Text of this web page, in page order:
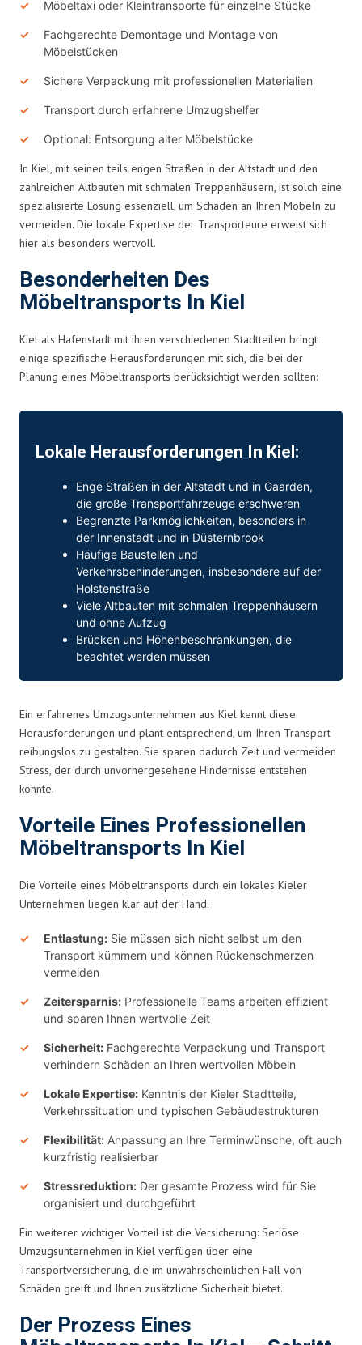
Möbeltaxi oder Kleintransporte für einzelne Stücke
Fachgerechte Demontage und Montage von
Möbelstücken
Sichere Verpackung mit professionellen Materialien
Transport durch erfahrene Umzugshelfer
Optional: Entsorgung alter Möbelstücke
In Kiel, mit seinen teils engen Straßen in der Altstadt und den
zahlreichen Altbauten mit schmalen Treppenhäusern, ist solch eine
spezialisierte Lösung essenziell, um Schäden an Ihren Möbeln zu
vermeiden. Die lokale Expertise der Transporteure erweist sich
hier als besonders wertvoll.
Besonderheiten Des
Möbeltransports In Kiel
Kiel als Hafenstadt mit ihren verschiedenen Stadtteilen bringt
einige spezifische Herausforderungen mit sich, die bei der
Planung eines Möbeltransports berücksichtigt werden sollten:
Lokale Herausforderungen In Kiel:
Enge Straßen in der Altstadt und in Gaarden,
die große Transportfahrzeuge erschweren
Begrenzte Parkmöglichkeiten, besonders in
der Innenstadt und in Düsternbrook
Häufige Baustellen und
Verkehrsbehinderungen, insbesondere auf der
Holstenstraße
Viele Altbauten mit schmalen Treppenhäusern
und ohne Aufzug
Brücken und Höhenbeschränkungen, die
beachtet werden müssen
Ein erfahrenes Umzugsunternehmen aus Kiel kennt diese
Herausforderungen und plant entsprechend, um Ihren Transport
reibungslos zu gestalten. Sie sparen dadurch Zeit und vermeiden
Stress, der durch unvorhergesehene Hindernisse entstehen
könnte.
Vorteile Eines Professionellen
Möbeltransports In Kiel
Die Vorteile eines Möbeltransports durch ein lokales Kieler
Unternehmen liegen klar auf der Hand:
Entlastung: Sie müssen sich nicht selbst um den
Transport kümmern und können Rückenschmerzen
vermeiden
Zeitersparnis: Professionelle Teams arbeiten effizient
und sparen Ihnen wertvolle Zeit
Sicherheit: Fachgerechte Verpackung und Transport
verhindern Schäden an Ihren wertvollen Möbeln
Lokale Expertise: Kenntnis der Kieler Stadtteile,
Verkehrssituation und typischen Gebäudestrukturen
Flexibilität: Anpassung an Ihre Terminwünsche, oft auch
kurzfristig realisierbar
Stressreduktion: Der gesamte Prozess wird für Sie
organisiert und durchgeführt
Ein weiterer wichtiger Vorteil ist die Versicherung: Seriöse
Umzugsunternehmen in Kiel verfügen über eine
Transportversicherung, die im unwahrscheinlichen Fall von
Schäden greift und Ihnen zusätzliche Sicherheit bietet.
Der Prozess Eines